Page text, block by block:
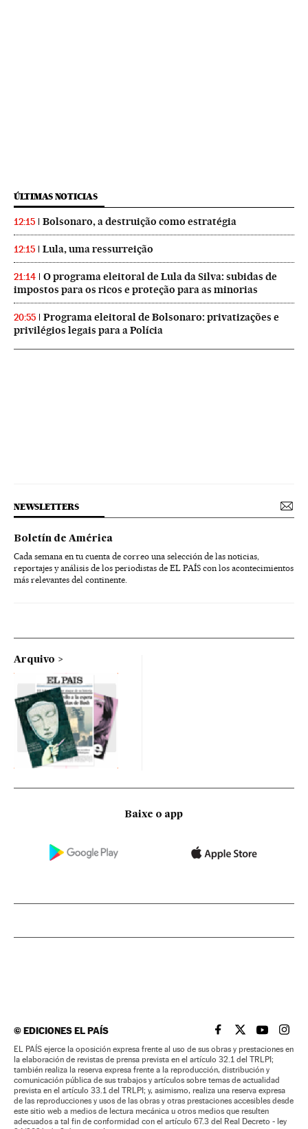
ÚLTIMAS NOTICIAS
12:15 Bolsonaro, a destruição como estratégia
12:15 Lula, uma ressurreição
21:14
O programa eleitoral de Lula da Silva: subidas de
impostos para os ricos e proteção para as minorias
20:55
Programa eleitoral de Bolsonaro: privatizações e
privilégios legais para a Polícia
NEWSLETTERS
Boletín de América
Cada semana en tu cuenta de correo una selección de las noticias,
reportajes y análisis de los periodistas de EL PAÍS con los acontecimientos
más relevantes del continente.
Arquivo
Baixe o app
©EDICIONES EL PAÍS EL PAÍS BRASIL EN
EL PAÍSEL PAÍS
EL
EL PAÍS ejerce la oposición expresa frente al uso de sus obras y prestaciones en
la elaboración de revistas de prensa prevista en el artículo 32.1 del TRLPI;
también realiza la reserva expresa frente a la reproducción, distribución y
comunicación pública de sus trabajos y artículos sobre temas de actualidad
prevista en el artículo 33.1 del TRLPI; y, asimismo, realiza una reserva expresa
de las reproducciones y usos de las obras y otras prestaciones accesibles desde
este sitio web a medios de lectura mecánica u otros medios que resulten
adecuados a tal fin de conformidad con el artículo 67.3 del Real Decreto - ley